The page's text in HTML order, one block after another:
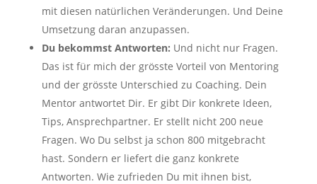
mit diesen natürlichen Veränderungen. Und Deine
Umsetzung daran anzupassen.
Du bekommst Antworten: Und nicht nur Fragen.
Das ist für mich der grösste Vorteil von Mentoring
und der grösste Unterschied zu Coaching. Dein
Mentor antwortet Dir. Er gibt Dir konkrete Ideen,
Tips, Ansprechpartner. Er stellt nicht 200 neue
Fragen. Wo Du selbst ja schon 800 mitgebracht
hast. Sondern er liefert die ganz konkrete
Antworten. Wie zufrieden Du mit ihnen bist,